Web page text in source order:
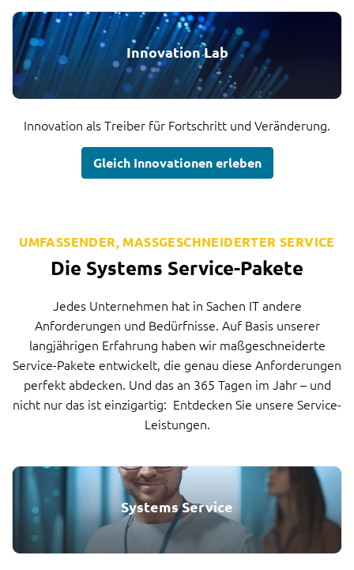
Innovation Lab
Innovation als Treiber für Fortschritt und Veränderung.
Gleich Innovationen erleben
UMFASSENDER, MASSGESCHNEIDERTER SERVICE
Die Systems Service-Pakete
Jedes Unternehmen hat in Sachen IT andere
Anforderungen und Bedürfnisse. Auf Basis unserer
langjährigen Erfahrung haben wir maßgeschneiderte
Service-Pakete entwickelt, die genau diese Anforderungen
perfekt abdecken. Und das an 365 Tagen im Jahr – und
nicht nur das ist einzigartig: Entdecken Sie unsere Service-
Leistungen.
Systems Service